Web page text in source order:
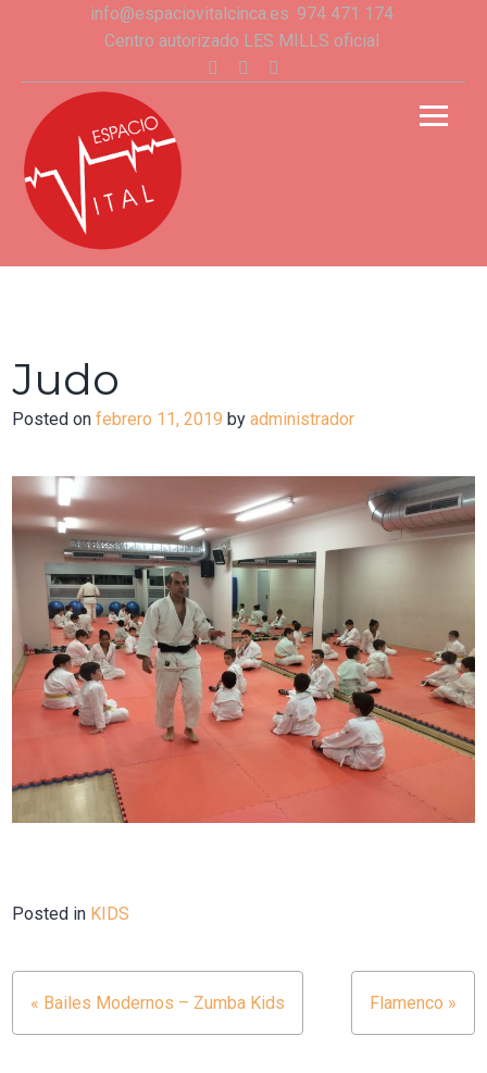
info@espaciovitalcinca.es 974 471 174
Centro autorizado LES MILLS oficial
FacebookInstagram
Espacio Vital
CENTRO AUTORIZADO LES MILLS
Judo
Posted onfebrero 11, 2019 byadministrador
Posted in KIDS
Navegación
« Bailes Modernos – Zumba Kids Flamenco »